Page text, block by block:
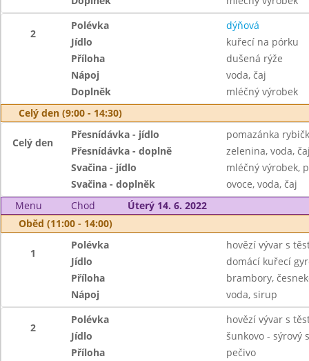
2
Polévka
dýňová
Jídlo
kuřecí na pórku
Příloha
dušená rýže
Nápoj
voda, čaj
Doplněk
mléčný výrobek
Celý den (9:00 - 14:30)
Celý den
Přesnídávka - jídlo
pomazánka
Přesnídávka - doplně
zelenina, voda,
Svačina - jídlo
mléčný výrobek,
Svačina - doplněk
ovoce, voda, čaj
Menu
Chod
Úterý 14. 6. 2022
Oběd (11:00 - 14:00)
1
Polévka
hovězí vývar s
Jídlo
domácí kuřecí
Příloha
brambory,
Nápoj
voda, sirup
2
Polévka
hovězí vývar s
Jídlo
šunkovo - sýrový
Příloha
pečivo